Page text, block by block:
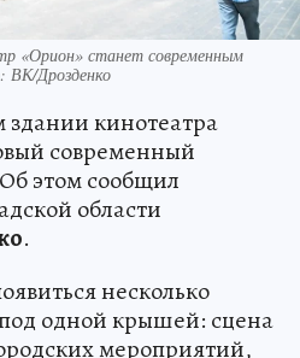
«Орион» станет современным
Дрозденко
кинотеатра
современный
этом сообщил
области
.
несколько
одной крышей: сцена
мероприятий,